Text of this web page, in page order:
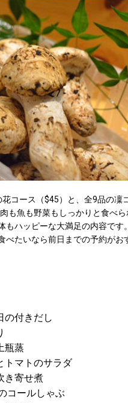
コース（$45）と、全9品の凜
も魚も野菜もしっかりと食べ
もハッピーな大満足の内容です
べたいなら前日までの予約がお
の付きだし
瓶蒸
トマトのサラダ
き寄せ煮
コールしゃぶ